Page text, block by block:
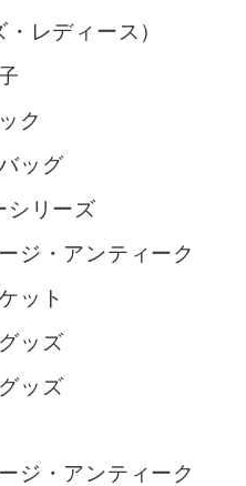
レディース）
ク
ッグ
シリーズ
ジ・アンティーク
ット
ッズ
ッズ
ジ・アンティーク